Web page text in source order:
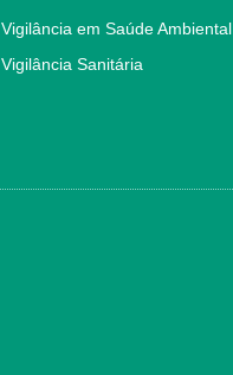
Vigilância em Saúde Ambiental
Vigilância Sanitária